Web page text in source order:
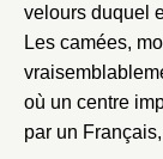
velours duquel
Les camées,
où un centre
par un